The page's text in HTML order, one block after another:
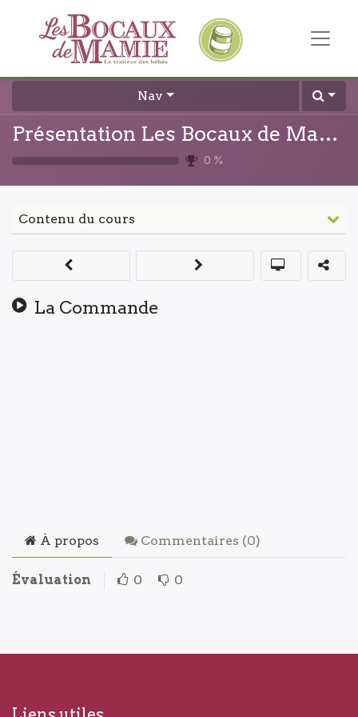
Nav
Présentation Les Bocaux de Mamie
0 %
Contenu du cours
La Commande
À propos Commentaires (0)
Évaluation 0 0